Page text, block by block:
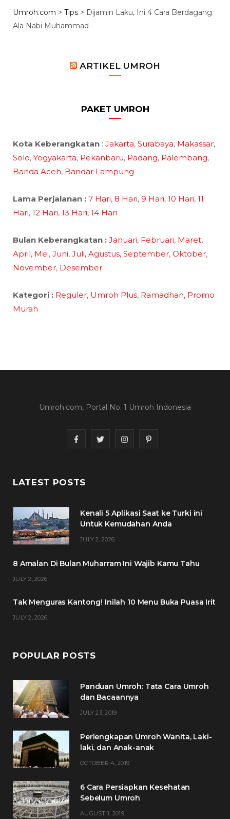
Umroh.com > Tips > Dijamin Laku, Ini 4 Cara Berdagang
Ala Nabi Muhammad
ARTIKEL UMROH
PAKET UMROH
Kota Keberangkatan : Jakarta, Surabaya, Makassar,
Solo, Yogyakarta, Pekanbaru, Padang, Palembang,
Banda Aceh, Bandar Lampung
Lama Perjalanan : 7 Hari, 8 Hari, 9 Hari, 10 Hari, 11
Hari, 12 Hari, 13 Hari, 14 Hari
Bulan Keberangkatan : Januari, Februari, Maret,
April, Mei, Juni, Juli, Agustus, September, Oktober,
November, Desember
Kategori : Reguler, Umroh Plus, Ramadhan, Promo
Murah
Umroh.com, Portal No. 1 Umroh Indonesia
F
c
b
T
t
I
a
P
e
LATEST POSTS
Kenali 5 Aplikasi Saat ke Turki ini
Untuk Kemudahan Anda
JULY 2, 2026
8 Amalan Di Bulan Muharram Ini Wajib Kamu Tahu
JULY 2, 2026
Tak Menguras Kantong! Inilah 10 Menu Buka Puasa Irit
JULY 2, 2026
POPULAR POSTS
Panduan Umroh: Tata Cara Umroh
dan Bacaannya
JULY 23, 2019
Perlengkapan Umroh Wanita, Laki-
laki, dan Anak-anak
OCTOBER 4, 2019
6 Cara Persiapkan Kesehatan
Sebelum Umroh
AUGUST 1, 2019